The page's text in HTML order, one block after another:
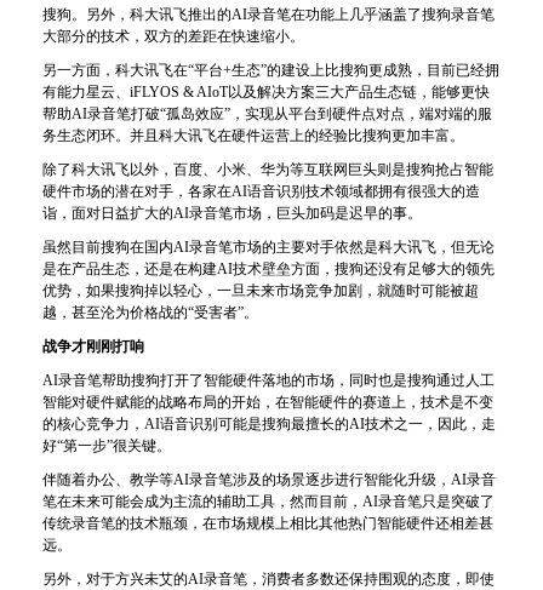
搜狗。另外，科大讯飞推出的AI录音笔在功能上几乎涵盖了搜狗录音笔
大部分的技术，双方的差距在快速缩小。
另一方面，科大讯飞在“平台+生态”的建设上比搜狗更成熟，目前已经拥
有能力星云、iFLYOS & AIoT以及解决方案三大产品生态链，能够更快
帮助AI录音笔打破“孤岛效应”，实现从平台到硬件点对点，端对端的服
务生态闭环。并且科大讯飞在硬件运营上的经验比搜狗更加丰富。
除了科大讯飞以外，百度、小米、华为等互联网巨头则是搜狗抢占智能
硬件市场的潜在对手，各家在AI语音识别技术领域都拥有很强大的造
诣，面对日益扩大的AI录音笔市场，巨头加码是迟早的事。
虽然目前搜狗在国内AI录音笔市场的主要对手依然是科大讯飞，但无论
是在产品生态，还是在构建AI技术壁垒方面，搜狗还没有足够大的领先
优势，如果搜狗掉以轻心，一旦未来市场竞争加剧，就随时可能被超
越，甚至沦为价格战的“受害者”。
战争才刚刚打响
AI录音笔帮助搜狗打开了智能硬件落地的市场，同时也是搜狗通过人工
智能对硬件赋能的战略布局的开始，在智能硬件的赛道上，技术是不变
的核心竞争力，AI语音识别可能是搜狗最擅长的AI技术之一，因此，走
好“第一步”很关键。
伴随着办公、教学等AI录音笔涉及的场景逐步进行智能化升级，AI录音
笔在未来可能会成为主流的辅助工具，然而目前，AI录音笔只是突破了
传统录音笔的技术瓶颈，在市场规模上相比其他热门智能硬件还相差甚
远。
另外，对于方兴未艾的AI录音笔，消费者多数还保持围观的态度，即使